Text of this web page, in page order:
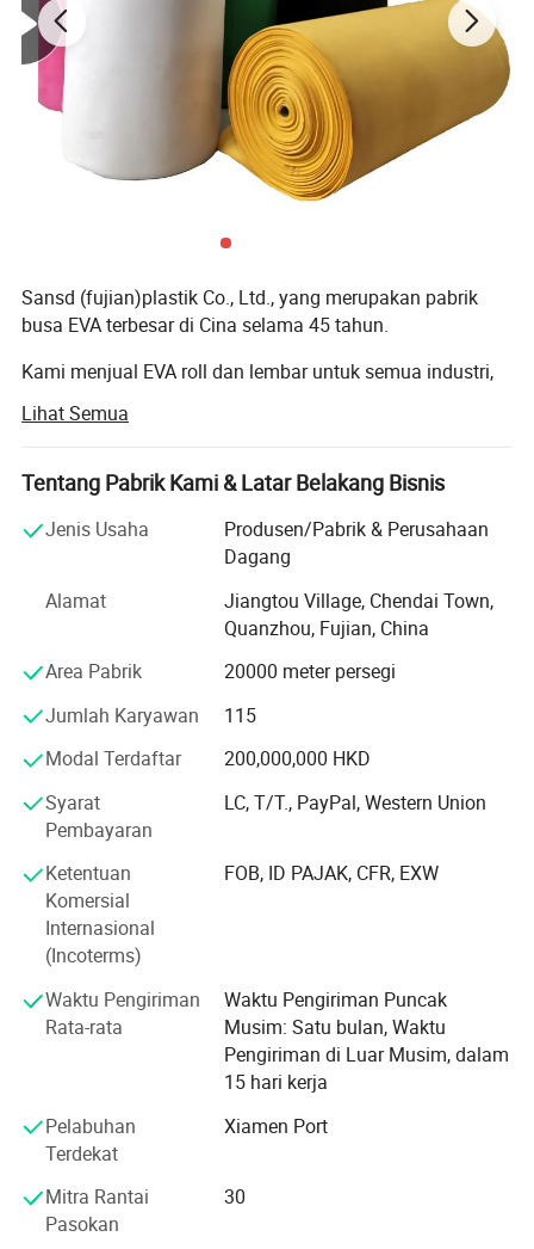
Sansd (fujian)plastik Co., Ltd., yang merupakan pabrik
busa EVA terbesar di Cina selama 45 tahun.
Kami menjual EVA roll dan lembar untuk semua industri,
Matter-puzzle bayi, emblem perahu EVA, matras Yoga,
bantalan lutut, neraca juga perusahaan terlaris kami
menawarkan berbagai produk yang dapat memenuhi
berbagai kebutuhan berbagai mulsa yang dibutuhkan.
Kita mematuhi prinsip manajemen "mutu pertama,
berbasis pelanggan dan kredit", sejak perusahaan itu
berdiri dan selalu melakukan yang terbaik untuk
dengan tulus berkeinginan untuk bekerja sama dengan
perusahaan-perusahaan dari seluruh dunia untuk
globalisasi ekonomi telah berkembang dengan kekuatan
yang tidak dapat menggiurkan.
Memperkenalkan Pabrik Welholesale Custom Print Eco-
friendly PU High Density ink Yoga Mat, pilihan sempurna
bagi mereka yang mencari matras yoga premium dan
berkelanjutan. Didesain dengan perhatian dan cermat,
matras yoga anak-anak ekstra tebal ini wajib bagi
Terbuat dari bahan ramah lingkungan, alas yoga kami
tidak hanya ringan di lingkungan tapi juga di tubuh.
Konstruksi karet PU yang memiliki densitas tinggi ini
bagus, memastikan praktek yang nyaman dan stabil. Baik
Anda pemula maupun yang berpengalaman, keset ini
akan meningkatkan pengalaman yoga Anda dan
membantu mencapai sasaran kebugaran Anda.
Lihat Semua
Tentang Pabrik Kami & Latar Belakang Bisnis
Jenis Usaha
Produsen/Pabrik & Perusahaan
Dagang
Alamat
Jiangtou Village, Chendai Town,
Quanzhou, Fujian, China
Area Pabrik
20000 meter persegi
Jumlah Karyawan
115
Modal Terdaftar
200,000,000 HKD
Syarat
Pembayaran
LC, T/T., PayPal, Western Union
Ketentuan
Komersial
Internasional
(Incoterms)
FOB, ID PAJAK, CFR, EXW
Waktu Pengiriman
Rata-rata
Waktu Pengiriman Puncak
Musim: Satu bulan, Waktu
Pengiriman di Luar Musim, dalam
15 hari kerja
Pelabuhan
Terdekat
Xiamen Port
Mitra Rantai
Pasokan
30